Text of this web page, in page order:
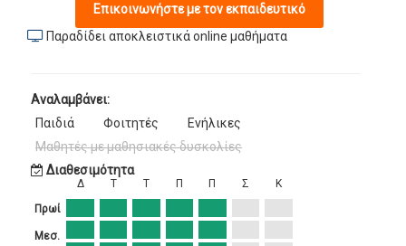
Επικοινωνήστε με τον εκπαιδευτικό
Παραδίδει αποκλειστικά online μαθήματα
Αναλαμβάνει:
Παιδιά
Φοιτητές
Ενήλικες
Μαθητές με μαθησιακές δυσκολίες
Διαθεσιμότητα
Πρωί
Μεσ.
Δ Τ Τ Π Π Σ Κ